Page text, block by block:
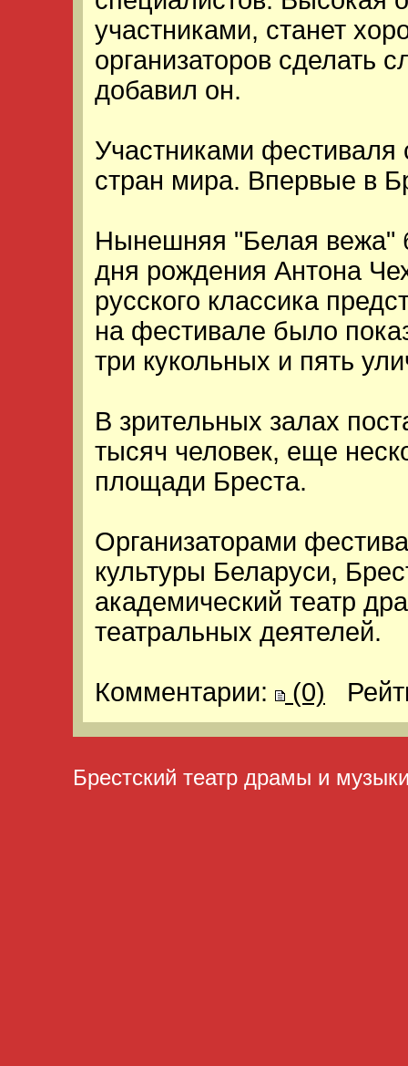
участниками, станет
организаторов
добавил он.
Участниками фестиваля
стран мира. Впервые в
Нынешняя "Белая вежа"
дня рождения Антона
русского классика
на фестивале было
три кукольных и пять
В зрительных залах
тысяч человек, еще
площади Бреста.
Организаторами
культуры Беларуси,
академический театр
театральных деятелей.
Комментарии: (0)
Брестский театр драмы и